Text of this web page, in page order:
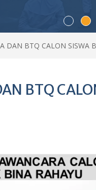
DAN BTQ CALON SISWA
BTQ